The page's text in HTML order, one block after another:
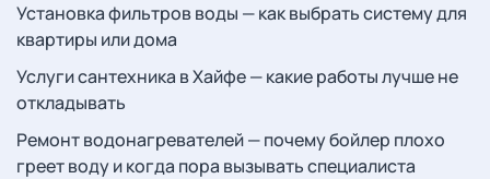
Установка фильтров воды — как выбрать систему для
квартиры или дома
Услуги сантехника в Хайфе — какие работы лучше не
откладывать
Ремонт водонагревателей — почему бойлер плохо
греет воду и когда пора вызывать специалиста